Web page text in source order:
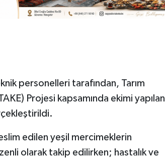
personelleri tarafından, Tarım
Projesi kapsamında ekimi yapılan
edilen yeşil mercimeklerin
olarak takip edilirken; hastalık ve